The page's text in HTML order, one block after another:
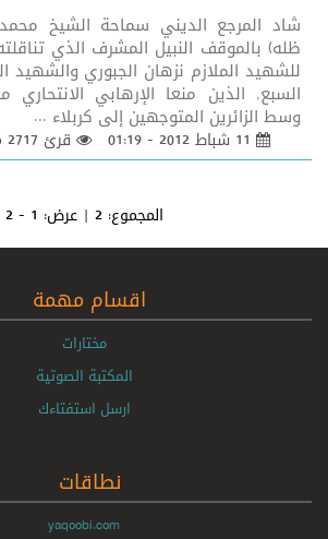
شاد المرجع الديني سماحة الشيخ
ظله) بالموقف النبيل المشرف الذي
للشهيد الملازم نزهان الجبوري والشهيد
السبع, الذين منعا الإرهابي
وسط الزائرين المتوجهين إلى كربلاء ...
قرئ 2717 مرة
المجموع:2 | عرض: 1 - 2
اقسام مهمة
مختارات
المكتبة الصوتية
ارسل استفتاءك
نطاقات
yaqoobi.com